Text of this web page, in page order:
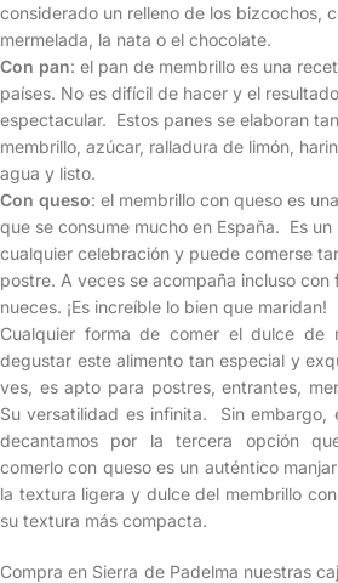
considerado un relleno de los bizcochos,
mermelada, la nata o el chocolate.
Con pan: el pan de membrillo es una
países. No es difícil de hacer y el
espectacular. Estos panes se elaboran
membrillo, azúcar, ralladura de limón,
agua y listo.
Con queso: el membrillo con queso es
que se consume mucho en España. Es
cualquier celebración y puede comerse
postre. A veces se acompaña incluso con
nueces. ¡Es increíble lo bien que maridan!
Cualquier forma de comer el dulce de
degustar este alimento tan especial y
ves, es apto para postres, entrantes,
Su versatilidad es infinita. Sin embargo,
decantamos por la tercera opción
comerlo con queso es un auténtico
la textura ligera y dulce del membrillo
su textura más compacta.
Compra en Sierra de Padelma nuestras